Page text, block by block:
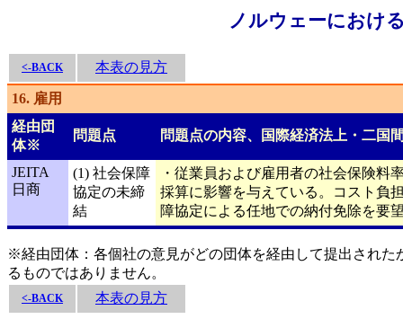
ノルウェーにおけ
<-BACK 本表の見方
16. 雇用
経由団
体※
問題点 問題点の内容、国際経済法上・二国
JEITA
日商
(1) 社会保障
協定の未締
結
・従業員および雇用者の社会保険料
採算に影響を与えている。コスト負
障協定による任地での納付免除を要
※経由団体：各個社の意見がどの団体を経由して提出され
るものではありません。
<-BACK 本表の見方